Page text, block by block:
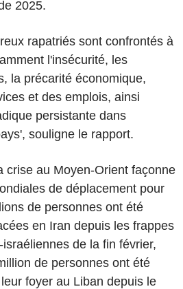
2025.
rapatriés sont confrontés à
l'insécurité, les
la précarité économique,
et des emplois, ainsi
persistante dans
souligne le rapport.
crise au Moyen-Orient façonne
de déplacement pour
de personnes ont été
en Iran depuis les frappes
de la fin février,
de personnes ont été
foyer au Liban depuis le